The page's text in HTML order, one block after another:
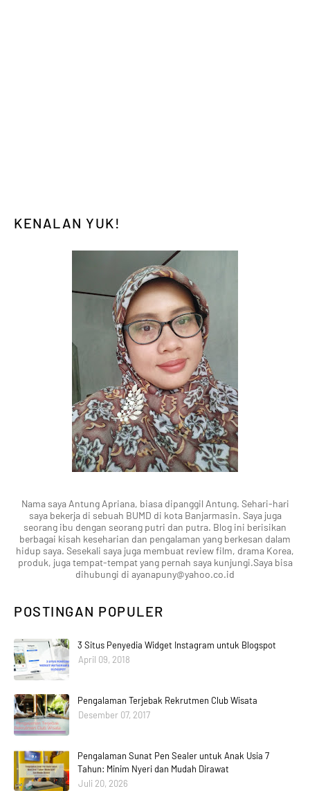
KENALAN YUK!
Nama saya Antung Apriana, biasa dipanggil Antung. Sehari-hari
saya bekerja di sebuah BUMD di kota Banjarmasin. Saya juga
seorang ibu dengan seorang putri dan putra. Blog ini berisikan
berbagai kisah keseharian dan pengalaman yang berkesan dalam
hidup saya. Sesekali saya juga membuat review film, drama Korea,
produk, juga tempat-tempat yang pernah saya kunjungi.Saya bisa
dihubungi di ayanapuny@yahoo.co.id
POSTINGAN POPULER
3 Situs Penyedia Widget Instagram untuk Blogspot
April 09, 2018
Pengalaman Terjebak Rekrutmen Club Wisata
Desember 07, 2017
Pengalaman Sunat Pen Sealer untuk Anak Usia 7
Tahun: Minim Nyeri dan Mudah Dirawat
Juli 20, 2026